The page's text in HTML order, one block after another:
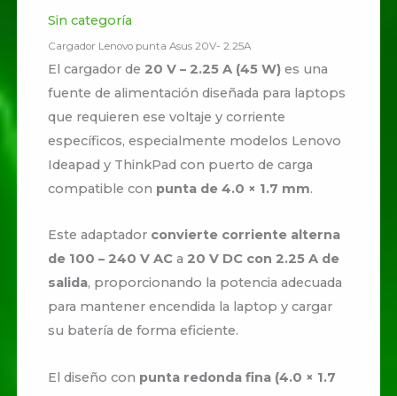
Sin categoría
Cargador Lenovo punta Asus 20V- 2.25A
El cargador de 20 V – 2.25 A (45 W) es una
fuente de alimentación diseñada para laptops
que requieren ese voltaje y corriente
específicos, especialmente modelos Lenovo
Ideapad y ThinkPad con puerto de carga
compatible con punta de 4.0 × 1.7 mm.
Este adaptador convierte corriente alterna
de 100 – 240 V AC a 20 V DC con 2.25 A de
salida, proporcionando la potencia adecuada
para mantener encendida la laptop y cargar
su batería de forma eficiente.
El diseño con punta redonda fina (4.0 × 1.7